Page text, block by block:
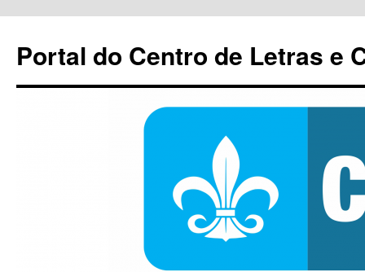
conteúdo
Portal do Centro de Letras e